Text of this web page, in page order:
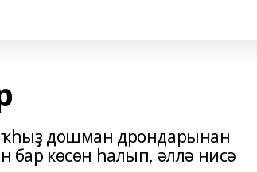
дошман дрондарынан
бар көсөн һалып, әллә нисә